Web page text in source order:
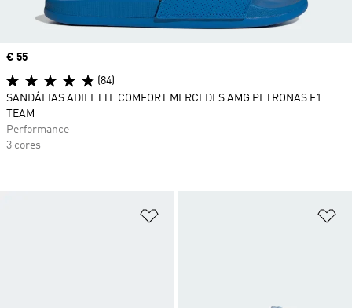
Price
€ 55
(84)
SANDÁLIAS ADILETTE COMFORT MERCEDES AMG PETRONAS F1
TEAM
Performance
3 cores